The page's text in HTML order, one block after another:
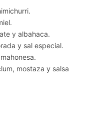
y albahaca.
y sal especial.
mostaza y salsa